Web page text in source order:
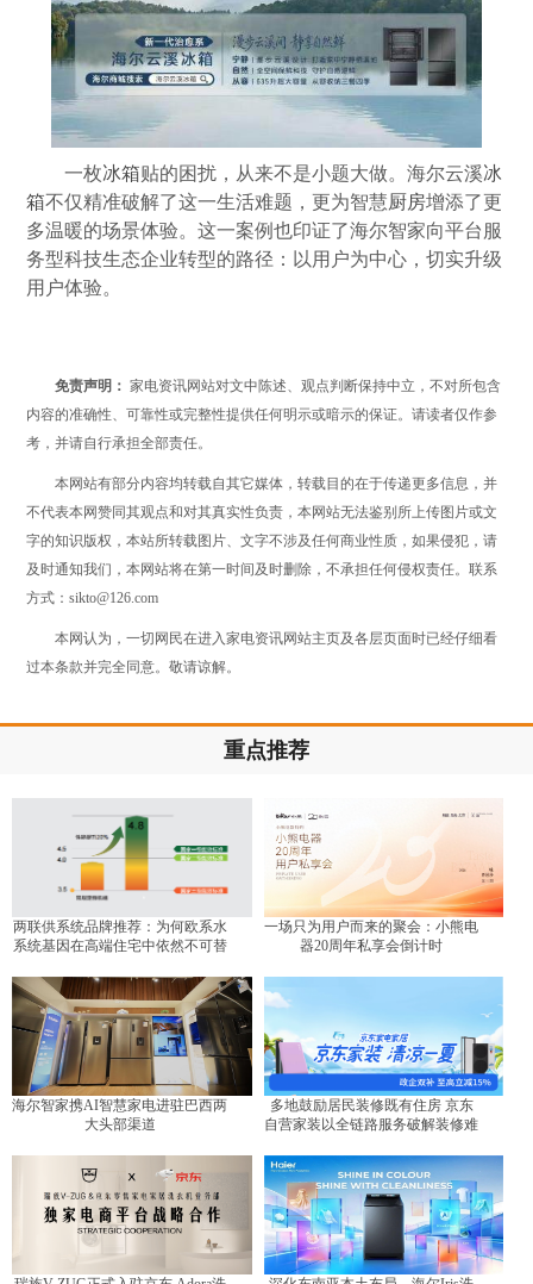
一枚冰箱贴的困扰，从来不是小题大做。海尔云溪冰
箱不仅精准破解了这一生活难题，更为智慧厨房增添了更
多温暖的场景体验。这一案例也印证了海尔智家向平台服
务型科技生态企业转型的路径：以用户为中心，切实升级
用户体验。
免责声明： 家电资讯网站对文中陈述、观点判断保持中立，不对所包含
内容的准确性、可靠性或完整性提供任何明示或暗示的保证。请读者仅作参
考，并请自行承担全部责任。
本网站有部分内容均转载自其它媒体，转载目的在于传递更多信息，并
不代表本网赞同其观点和对其真实性负责，本网站无法鉴别所上传图片或文
字的知识版权，本站所转载图片、文字不涉及任何商业性质，如果侵犯，请
及时通知我们，本网站将在第一时间及时删除，不承担任何侵权责任。联系
方式：sikto@126.com
本网认为，一切网民在进入家电资讯网站主页及各层页面时已经仔细看
过本条款并完全同意。敬请谅解。
重点推荐
两联供系统品牌推荐：为何欧系水
系统基因在高端住宅中依然不可替
一场只为用户而来的聚会：小熊电
器20周年私享会倒计时
海尔智家携AI智慧家电进驻巴西两
大头部渠道
多地鼓励居民装修既有住房 京东
自营家装以全链路服务破解装修难